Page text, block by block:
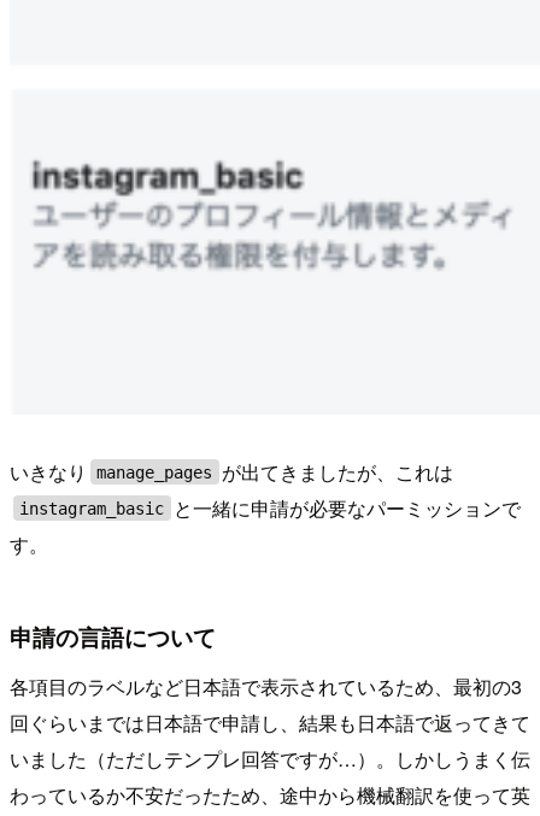
いきなり manage_pages が出てきましたが、これは
instagram_basic
と一緒に申請が必要なパーミッションで
す。
申請の言語について
各項目のラベルなど日本語で表示されているため、最初の3
回ぐらいまでは日本語で申請し、結果も日本語で返ってきて
いました（ただしテンプレ回答ですが…）。しかしうまく伝
わっているか不安だったため、途中から機械翻訳を使って英